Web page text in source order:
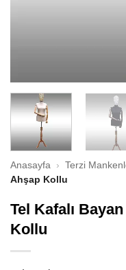
Anasayfa › Terzi
Ahşap Kollu
Tel Kafalı
Kollu